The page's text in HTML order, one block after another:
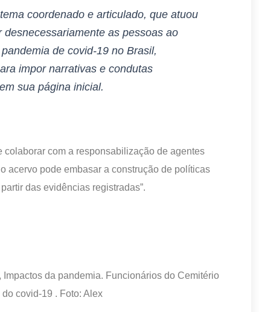
coordenado e articulado, que atuou
as pessoas ao
de covid-19 no Brasil,
impor narrativas e condutas
sua página inicial.
colaborar com a responsabilização de agentes
acervo pode embasar a construção de políticas
das evidências registradas”.